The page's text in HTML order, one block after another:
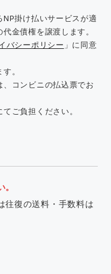
掛け払いサービスが適
金債権を譲渡します。
バシーポリシー 」に同意
。
コンビニの払込票でお
ご負担ください。
往復の送料・手数料は